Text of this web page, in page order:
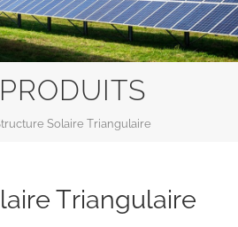
Solaire Triangulaire
Triangulaire